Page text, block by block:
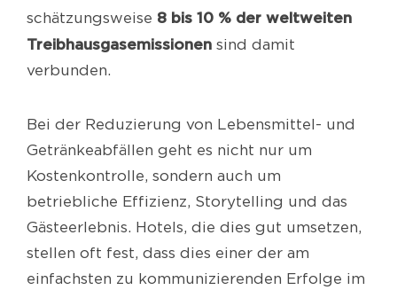
schätzungsweise 8 bis 10 % der weltweiten
Treibhausgasemissionen sind damit
verbunden.
Bei der Reduzierung von Lebensmittel- und
Getränkeabfällen geht es nicht nur um
Kostenkontrolle, sondern auch um
betriebliche Effizienz, Storytelling und das
Gästeerlebnis. Hotels, die dies gut umsetzen,
stellen oft fest, dass dies einer der am
einfachsten zu kommunizierenden Erfolge im